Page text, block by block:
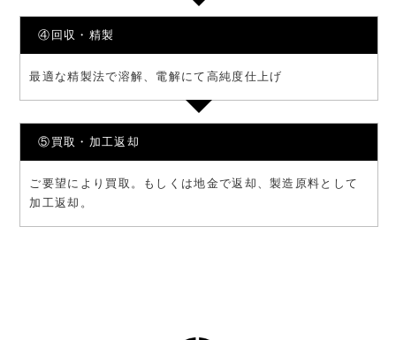
④回収・精製
最適な精製法で溶解、電解にて高純度仕上げ
⑤買取・加工返却
ご要望により買取。もしくは地金で返却、製造原料として
加工返却。